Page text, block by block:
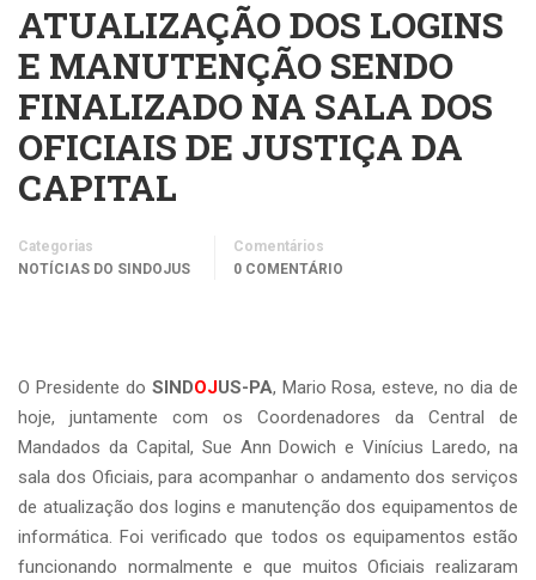
ATUALIZAÇÃO DOS LOGINS
E MANUTENÇÃO SENDO
FINALIZADO NA SALA DOS
OFICIAIS DE JUSTIÇA DA
CAPITAL
Categorias
NOTÍCIAS DO SINDOJUS
Comentários
0 COMENTÁRIO
O Presidente do SINDOJUS-PA, Mario Rosa, esteve, no dia de
hoje, juntamente com os Coordenadores da Central de
Mandados da Capital, Sue Ann Dowich e Vinícius Laredo, na
sala dos Oficiais, para acompanhar o andamento dos serviços
de atualização dos logins e manutenção dos equipamentos de
informática. Foi verificado que todos os equipamentos estão
funcionando normalmente e que muitos Oficiais realizaram